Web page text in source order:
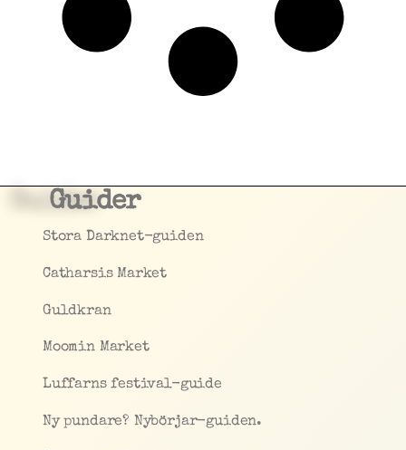
Guider
Stora Darknet-guiden
Catharsis Market
Guldkran
Moomin Market
Luffarns festival-guide
Ny pundare? Nybörjar-guiden.